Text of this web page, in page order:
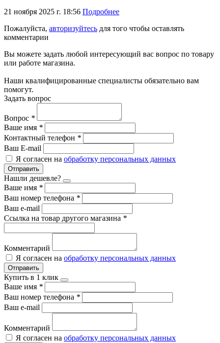
21 ноября 2025 г. 18:56 Подробнее
Пожалуйста, авторизуйтесь для того чтобы оставлять
комментарии
Вы можете задать любой интересующий вас вопрос по товару
или работе магазина.
Наши квалифицированные специалисты обязательно вам
помогут.
Задать вопрос
Вопрос *
Ваше имя *
Контактный телефон *
Ваш E-mail
Я согласен на обработку персональных данных
Отправить
Нашли дешевле?
Ваше имя *
Ваш номер телефона *
Ваш e-mail
Ссылка на товар другого магазина *
Комментарий
Я согласен на обработку персональных данных
Отправить
Купить в 1 клик
Ваше имя *
Ваш номер телефона *
Ваш e-mail
Комментарий
Я согласен на обработку персональных данных